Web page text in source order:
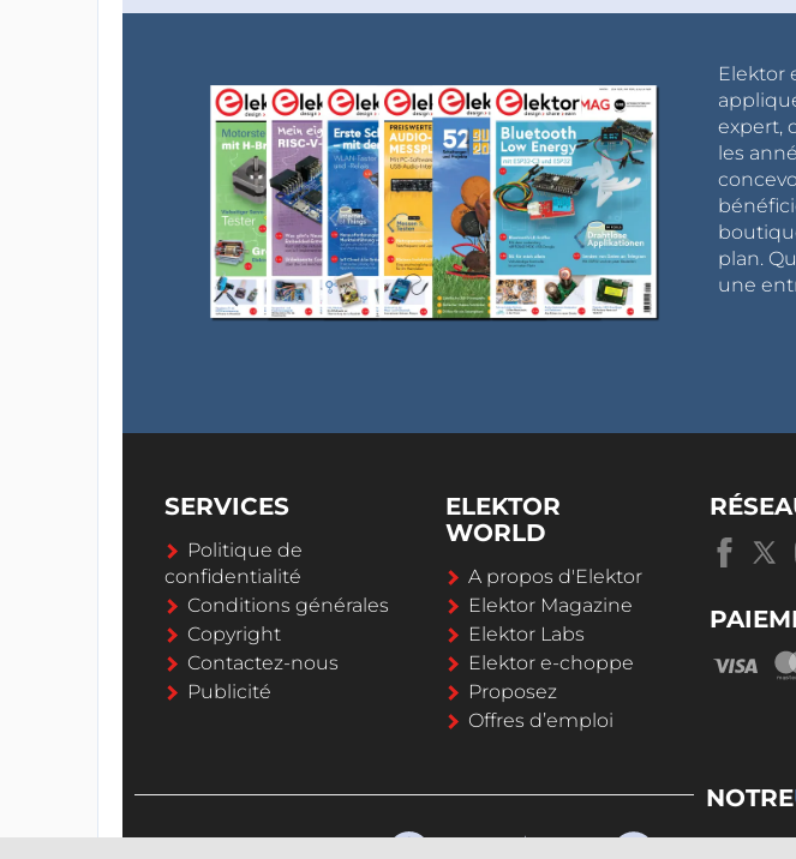
Elektor
expert,
les
plan.
une
SERVICES
Politique de
confidentialité
Conditions générales
Copyright
Contactez-nous
Publicité
ELEKTOR
WORLD
A propos d'Elektor
Elektor Magazine
Elektor Labs
Elektor e-choppe
Proposez
Offres d’emploi
NOTRE